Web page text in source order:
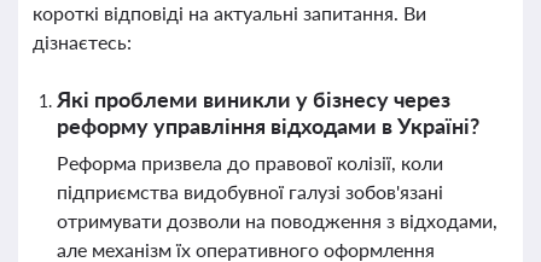
короткі відповіді на актуальні запитання. Ви
дізнаєтесь:
Які проблеми виникли у бізнесу через
реформу управління відходами в Україні?
Реформа призвела до правової колізії, коли
підприємства видобувної галузі зобов'язані
отримувати дозволи на поводження з відходами,
але механізм їх оперативного оформлення